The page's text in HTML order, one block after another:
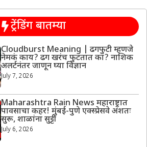
ट्रेंडिंग बातम्या
Cloudburst Meaning | ढगफुटी म्हणजे
नेमकं काय? ढग खरंच फुटतात का? नाशिक
अलर्टनंतर जाणून घ्या विज्ञान
July 7, 2026
Maharashtra Rain News महाराष्ट्रात
पावसाचा कहर! मुंबई-पुणे एक्स्प्रेसवे अंशतः
सुरू, शाळांना सुट्टी
July 6, 2026